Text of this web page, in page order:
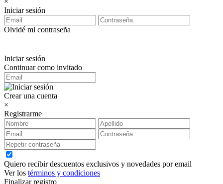
Iniciar sesión
Olvidé mi contraseña
Iniciar sesión
Continuar como invitado
Crear una cuenta
×
Registrarme
Quiero recibir descuentos exclusivos y novedades por email
Ver los términos y condiciones
Finalizar registro